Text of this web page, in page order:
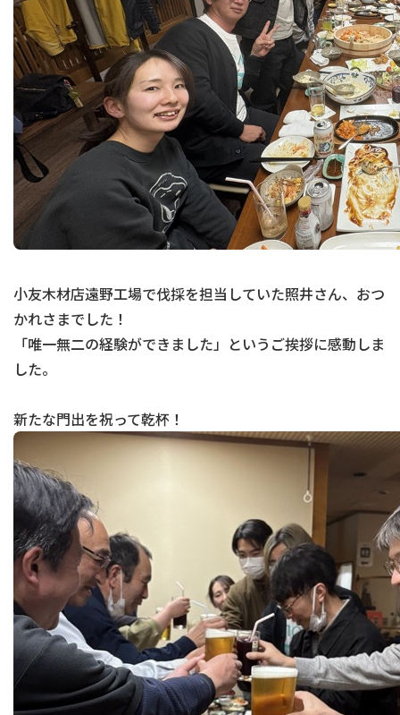
小友木材店遠野工場で伐採を担当していた照井さん、おつ
かれさまでした！
「唯一無二の経験ができました」というご挨拶に感動しま
した。
新たな門出を祝って乾杯！